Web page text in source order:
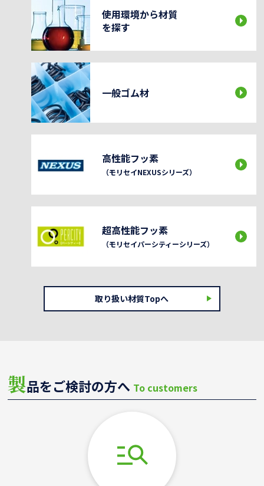
使用環境から材質
を探す
一般ゴム材
高性能フッ素
（モリセイNEXUSシリーズ）
超高性能フッ素
（モリセイパーシティーシリーズ）
取り扱い材質Topへ
製品をご検討の方へ To customers